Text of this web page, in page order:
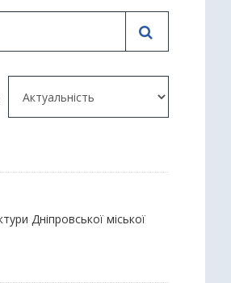
Дніпровської міської